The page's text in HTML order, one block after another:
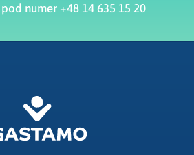
numer +48 14 635 15 20